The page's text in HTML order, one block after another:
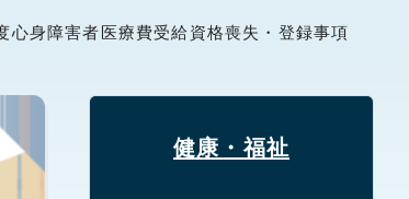
心身障害者医療費受給資格喪失・登録事項
健康・福祉